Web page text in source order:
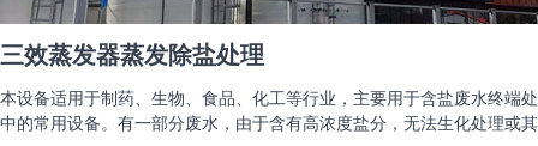
三效蒸发器蒸发除盐处理
本设备适用于制药、生物、食品、化工等行业，主要用于含盐废水终端
中的常用设备。有一部分废水，由于含有高浓度盐分，无法生化处理或